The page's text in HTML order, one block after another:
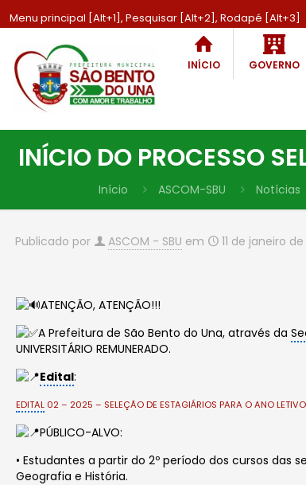
Menu principal [Alt+1], Pesquisar [Alt+2], Rodapé [Alt+3]
INÍCIO GOVERNO
INÍCIO DO PROCESSO
Início ASCOM-SBU Notícias
Publicado por ASCOM - SBU em 11 de janeiro
ATENÇÃO, ATENÇÃO!!!
A Prefeitura de São Bento do Una, através da
UNIVERSITÁRIO REMUNERADO.
Edital:
EDITAL 02 – 2025 – SELEÇÃO DE ESTAGIÁRIOS PARA O ANO
PÚBLICO-ALVO:
•Estudantes a partir do 2º período dos cursos das
Geografia e História.